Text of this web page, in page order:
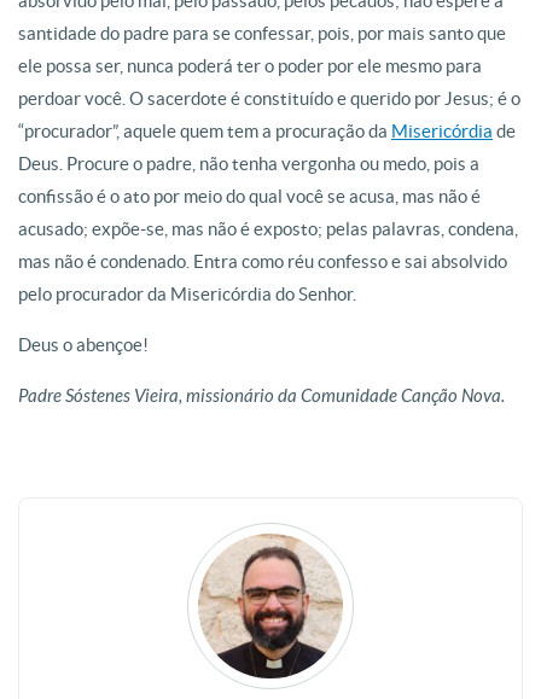
santidade do padre para se confessar, pois, por mais santo que
ele possa ser, nunca poderá ter o poder por ele mesmo para
perdoar você. O sacerdote é constituído e querido por Jesus; é o
“procurador”, aquele quem tem a procuração da Misericórdia de
Deus. Procure o padre, não tenha vergonha ou medo, pois a
confissão é o ato por meio do qual você se acusa, mas não é
acusado; expõe-se, mas não é exposto; pelas palavras, condena,
mas não é condenado. Entra como réu confesso e sai absolvido
pelo procurador da Misericórdia do Senhor.
Deus o abençoe!
Padre Sóstenes Vieira, missionário da Comunidade Canção Nova.